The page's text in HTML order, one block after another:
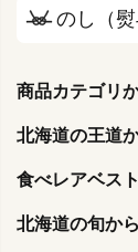
のし（
商品カテゴリ
北海道の王道
食べレアベス
北海道の旬か